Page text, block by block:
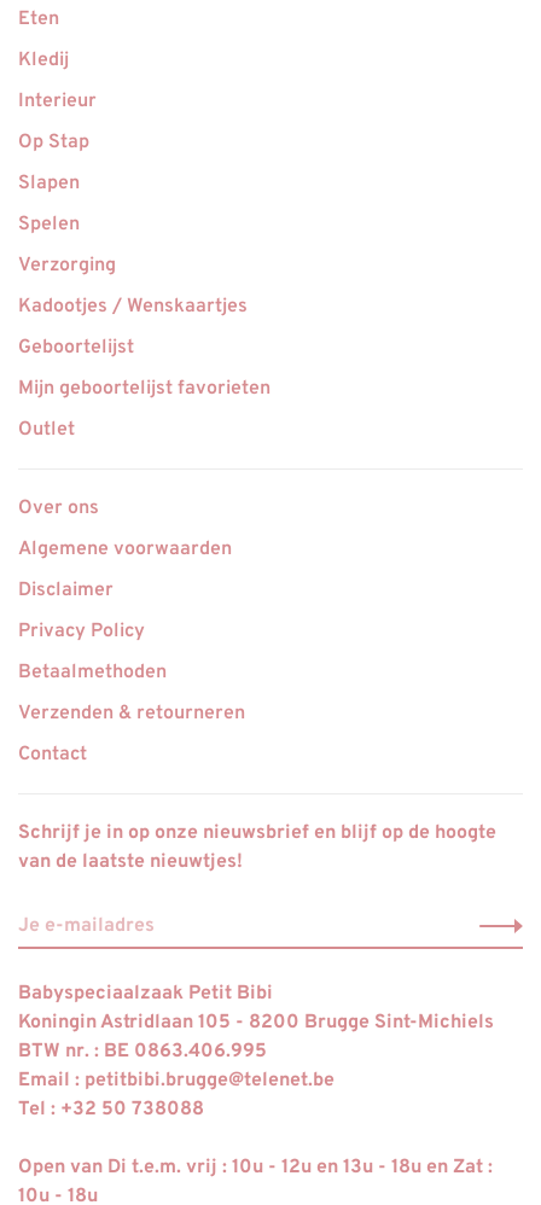
Eten
Kledij
Interieur
Op Stap
Slapen
Spelen
Verzorging
Kadootjes / Wenskaartjes
Geboortelijst
Mijn geboortelijst favorieten
Outlet
Over ons
Algemene voorwaarden
Disclaimer
Privacy Policy
Betaalmethoden
Verzenden & retourneren
Contact
Schrijf je in op onze nieuwsbrief en blijf op de hoogte
van de laatste nieuwtjes!
Babyspeciaalzaak Petit Bibi
Koningin Astridlaan 105 - 8200 Brugge Sint-Michiels
BTW nr. : BE 0863.406.995
Email : petitbibi.brugge@telenet.be
Tel : +32 50 738088
Open van Di t.e.m. vrij : 10u - 12u en 13u - 18u en Zat :
10u - 18u